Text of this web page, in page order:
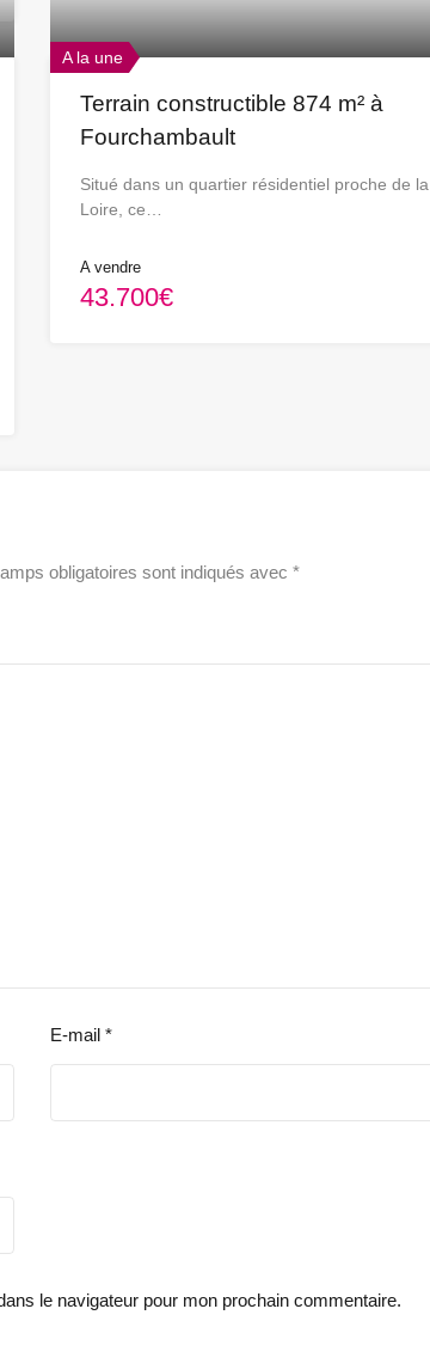
A la une
Terrain constructible 874 m² à
Fourchambault
Situé dans un quartier résidentiel proche de la
Loire, ce…
A vendre
43.700€
obligatoires sont indiqués avec *
E-mail *
le navigateur pour mon prochain commentaire.